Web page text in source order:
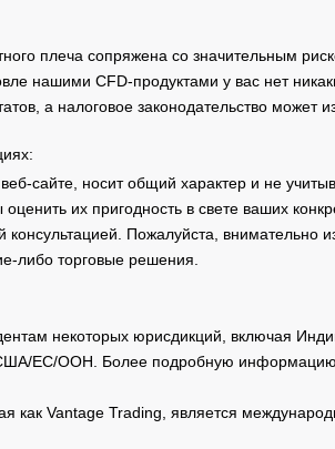
плеча сопряжена со значительным
нашими CFD-продуктами у вас нет
а налоговое законодательство может
сайте, носит общий характер и не
их пригодность в свете ваших
Пожалуйста, внимательно
либо торговые решения.
некоторых юрисдикций, включая
ЕС/ООН. Более подробную информацию
как Vantage Trading, является